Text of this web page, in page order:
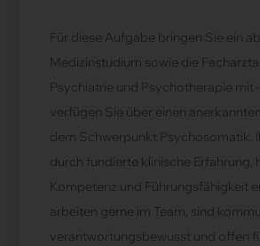
Für diese Aufgabe bringen Sie ein
Medizinstudium sowie die
Psychiatrie und Psychotherapie mit
verfügen Sie über einen
dem Schwerpunkt Psychosomatik.
durch fundierte klinische Erfahrung,
Kompetenz und Führungsfähigkeit
arbeiten gerne im Team, sind
verantwortungsbewusst und offen